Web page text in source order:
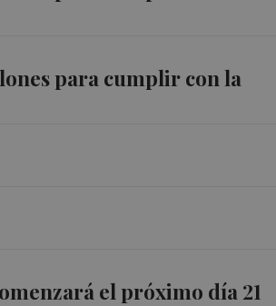
para cumplir con la
el próximo día 21